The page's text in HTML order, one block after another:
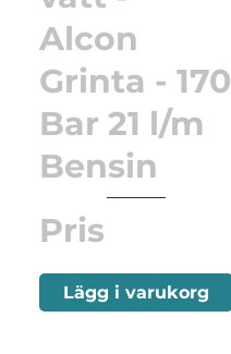
Alcon
Grinta - 170
Bar 21 l/m
Bensin
Pris
Lägg i varukorg